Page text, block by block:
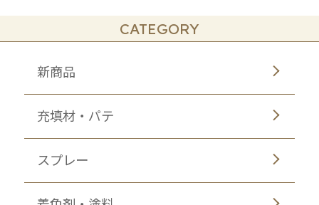
CATEGORY
新商品
充填材・パテ
スプレー